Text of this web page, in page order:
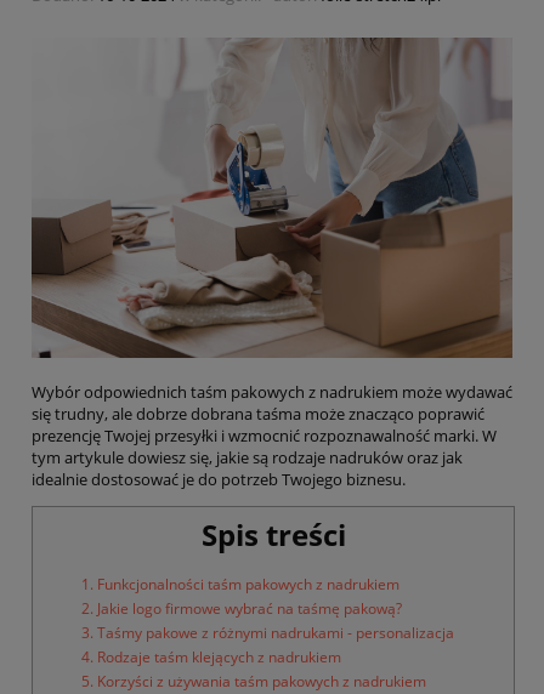
Wybór odpowiednich taśm pakowych z nadrukiem może wydawać
się trudny, ale dobrze dobrana taśma może znacząco poprawić
prezencję Twojej przesyłki i wzmocnić rozpoznawalność marki. W
tym artykule dowiesz się, jakie są rodzaje nadruków oraz jak
idealnie dostosować je do potrzeb Twojego biznesu.
Spis treści
1. Funkcjonalności taśm pakowych z nadrukiem
2. Jakie logo firmowe wybrać na taśmę pakową?
3. Taśmy pakowe z różnymi nadrukami - personalizacja
4. Rodzaje taśm klejących z nadrukiem
5. Korzyści z używania taśm pakowych z nadrukiem